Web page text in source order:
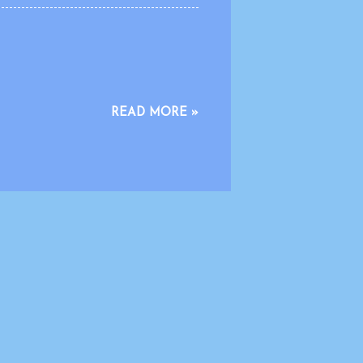
format dimaksudkan
tidak berkurang, serta tetap
READ MORE »